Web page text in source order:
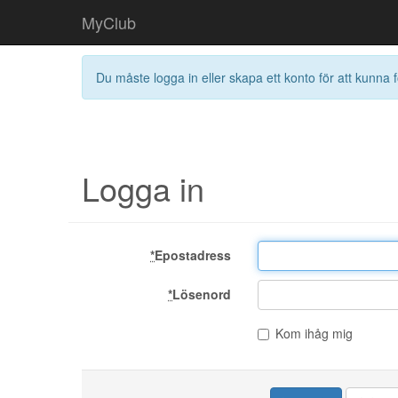
MyClub
Du måste logga in eller skapa ett konto för att kunna
Logga in
*Epostadress
*Lösenord
Kom ihåg mig